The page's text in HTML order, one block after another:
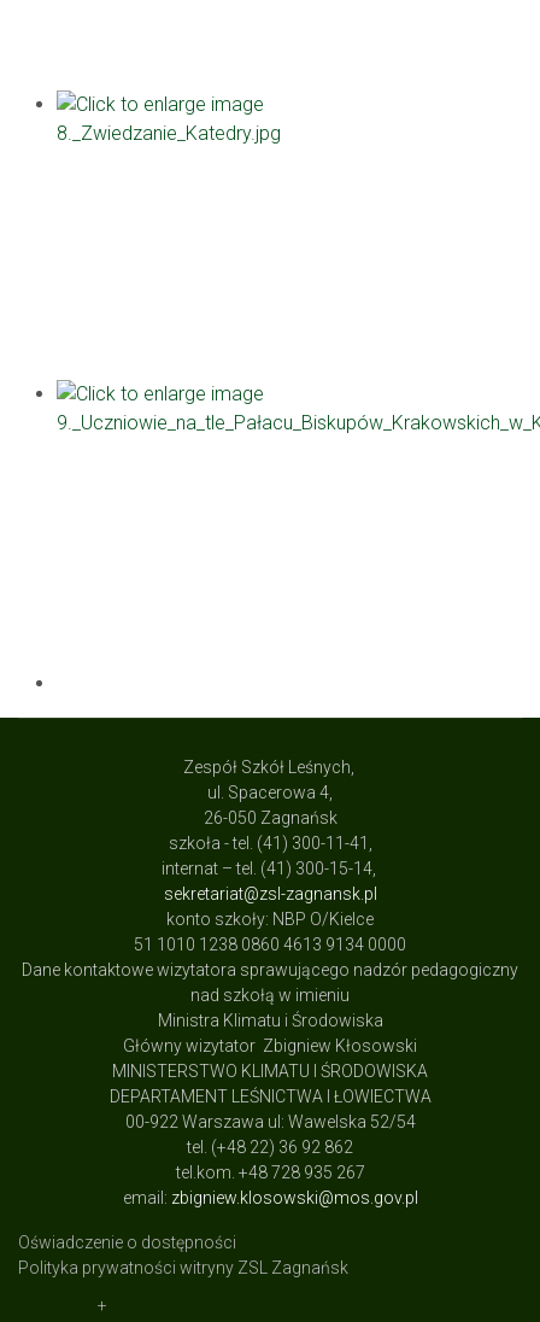
Zespół Szkół Leśnych,
ul. Spacerowa 4,
26-050 Zagnańsk
szkoła - tel. (41) 300-11-41,
internat – tel. (41) 300-15-14,
sekretariat@zsl-zagnansk.pl
konto szkoły: NBP O/Kielce
51 1010 1238 0860 4613 9134 0000
Dane kontaktowe wizytatora sprawującego nadzór pedagogiczny
nad szkołą w imieniu
Ministra Klimatu i Środowiska
Główny wizytator Zbigniew Kłosowski
MINISTERSTWO KLIMATU I ŚRODOWISKA
DEPARTAMENT LEŚNICTWA I ŁOWIECTWA
00-922 Warszawa ul: Wawelska 52/54
tel. (+48 22) 36 92 862
tel.kom. +48 728 935 267
email: zbigniew.klosowski@mos.gov.pl
Oświadczenie o dostępności
Polityka prywatności witryny ZSL Zagnańsk
+